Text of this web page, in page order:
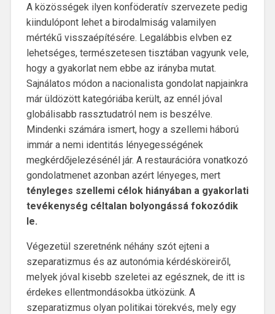
A közösségek ilyen konföderatív szervezete pedig
kiindulópont lehet a birodalmiság valamilyen
mértékű visszaépítésére. Legalábbis elvben ez
lehetséges, természetesen tisztában vagyunk vele,
hogy a gyakorlat nem ebbe az irányba mutat.
Sajnálatos módon a nacionalista gondolat napjainkra
már üldözött kategóriába került, az ennél jóval
globálisabb rassztudatról nem is beszélve.
Mindenki számára ismert, hogy a szellemi háború
immár a nemi identitás lényegességének
megkérdőjelezésénél jár. A restaurációra vonatkozó
gondolatmenet azonban azért lényeges, mert
tényleges szellemi célok hiányában a gyakorlati
tevékenység céltalan bolyongássá fokozódik
le.
Végezetül szeretnénk néhány szót ejteni a
szeparatizmus és az autonómia kérdésköreiről,
melyek jóval kisebb szeletei az egésznek, de itt is
érdekes ellentmondásokba ütközünk. A
szeparatizmus olyan politikai törekvés, mely egy